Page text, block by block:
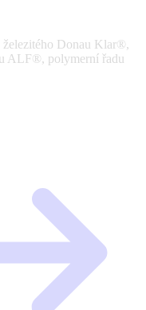
železitého Donau Klar®,
ALF®, polymerní řadu